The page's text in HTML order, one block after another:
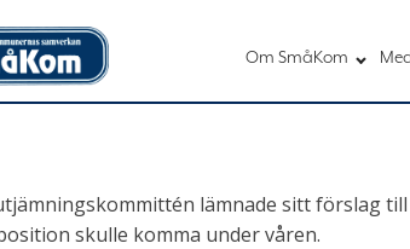
Om SmåKom
lämnade sitt förslag
skulle komma under våren.